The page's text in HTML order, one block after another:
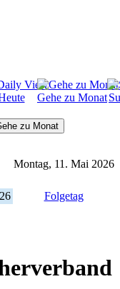
Gehe zu Monat
zu Monat
Montag, 11. Mai 2026
Folgetag